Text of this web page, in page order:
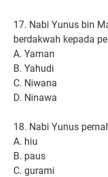
17. Nabi Yunus bin
berdakwah kepada
A. Yaman
B. Yahudi
C. Niwana
D. Ninawa
18. Nabi Yunus
A. hiu
B. paus
C. gurami